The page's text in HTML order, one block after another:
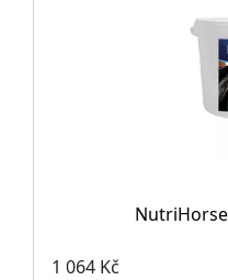
1 064 Kč